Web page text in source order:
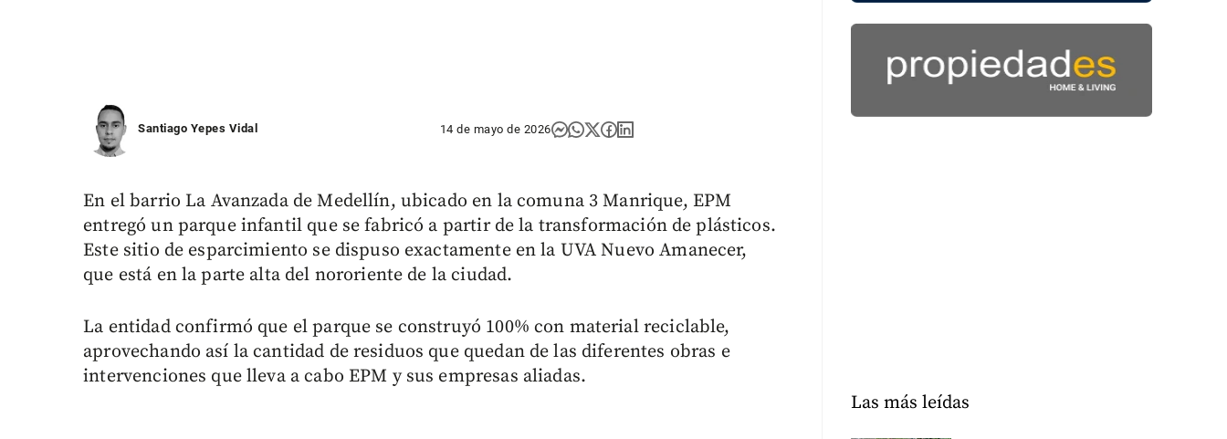
Santiago Yepes Vidal 14 de mayo de 2026
En el barrio La Avanzada de Medellín, ubicado en la comuna 3 Manrique, EPM
entregó un parque infantil que se fabricó a partir de la transformación de plásticos.
Este sitio de esparcimiento se dispuso exactamente en la UVA Nuevo Amanecer,
que está en la parte alta del nororiente de la ciudad.
La entidad confirmó que el parque se construyó 100% con material reciclable,
aprovechando así la cantidad de residuos que quedan de las diferentes obras e
intervenciones que lleva a cabo EPM y sus empresas aliadas.
Las más leídas